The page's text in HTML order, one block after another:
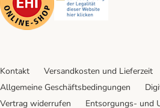
Kontakt Versandkosten und Lieferzeit
Allgemeine Geschäftsbedingungen
Vertrag widerrufen
Entsorgungs- und